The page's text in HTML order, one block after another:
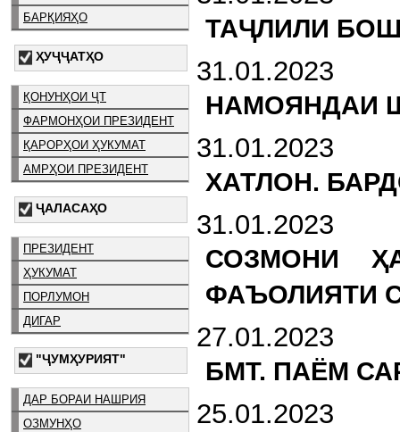
БАРҚИЯҲО
ҲУҶҶАТҲО
ҚОНУНҲОИ ҶТ
ФАРМОНҲОИ ПРЕЗИДЕНТ
ҚАРОРҲОИ ҲУКУМАТ
АМРҲОИ ПРЕЗИДЕНТ
ҶАЛАСАҲО
ПРЕЗИДЕНТ
ҲУКУМАТ
ПОРЛУМОН
ДИГАР
"ҶУМҲУРИЯТ"
ДАР БОРАИ НАШРИЯ
ОЗМУНҲО
ТАҶЛИЛИ
31.01.2023
НАМОЯНДАИ
31.01.2023
ХАТЛОН.
31.01.2023
СОЗМОНИ
ФАЪОЛИЯТИ
27.01.2023
БМТ. ПАЁМ
25.01.2023